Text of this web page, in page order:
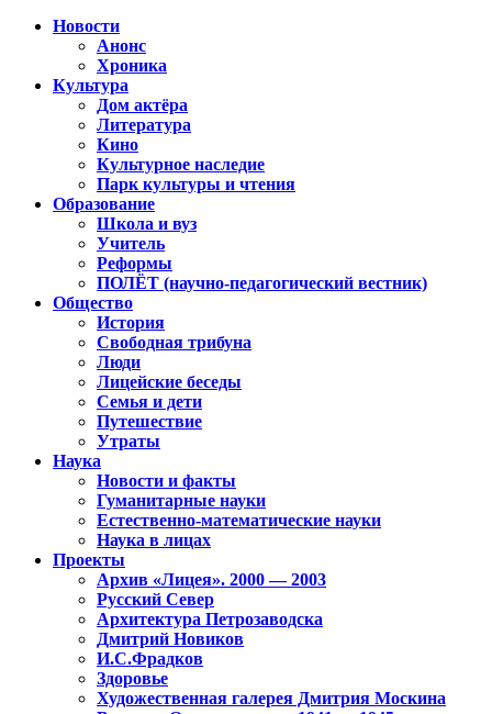
Новости
Анонс
Хроника
Культура
Дом актёра
Литература
Кино
Культурное наследие
Парк культуры и чтения
Образование
Школа и вуз
Учитель
Реформы
ПОЛЁТ (научно-педагогический вестник)
Общество
История
Свободная трибуна
Люди
Лицейские беседы
Семья и дети
Путешествие
Утраты
Наука
Новости и факты
Гуманитарные науки
Естественно-математические науки
Наука в лицах
Проекты
Архив «Лицея». 2000 — 2003
Русский Север
Архитектура Петрозаводска
Дмитрий Новиков
И.С.Фрадков
Здоровье
Художественная галерея Дмитрия Москина